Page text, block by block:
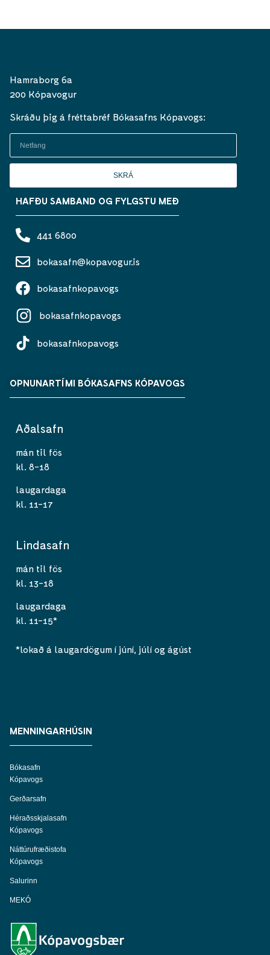
Hamraborg 6a
200 Kópavogur
Skráðu þig á fréttabréf Bókasafns Kópavogs:
SKRÁ
HAFÐU SAMBAND OG FYLGSTU MEÐ
441 6800
bokasafn@kopavogur.is
bokasafnkopavogs
bokasafnkopavogs
bokasafnkopavogs
OPNUNARTÍMI BÓKASAFNS KÓPAVOGS
Aðalsafn
mán til fös
kl. 8-18
laugardaga
kl. 11-17
Lindasafn
mán til fös
kl. 13-18
laugardaga
kl. 11-15*
*lokað á laugardögum í júní, júlí og ágúst
MENNINGARHÚSIN
Bókasafn
Kópavogs
Gerðarsafn
Héraðsskjalasafn
Kópavogs
Náttúrufræðistofa
Kópavogs
Salurinn
MEKÓ